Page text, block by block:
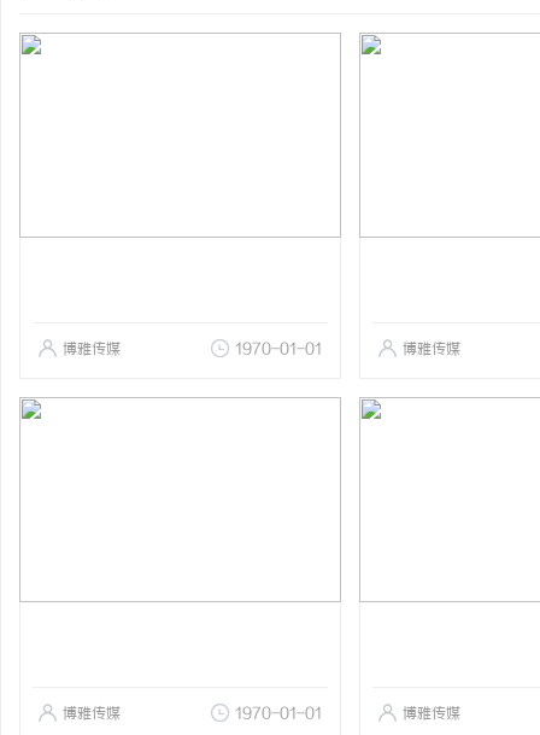
博雅传媒 1970-01-01 博雅传媒
博雅传媒 1970-01-01 博雅传媒